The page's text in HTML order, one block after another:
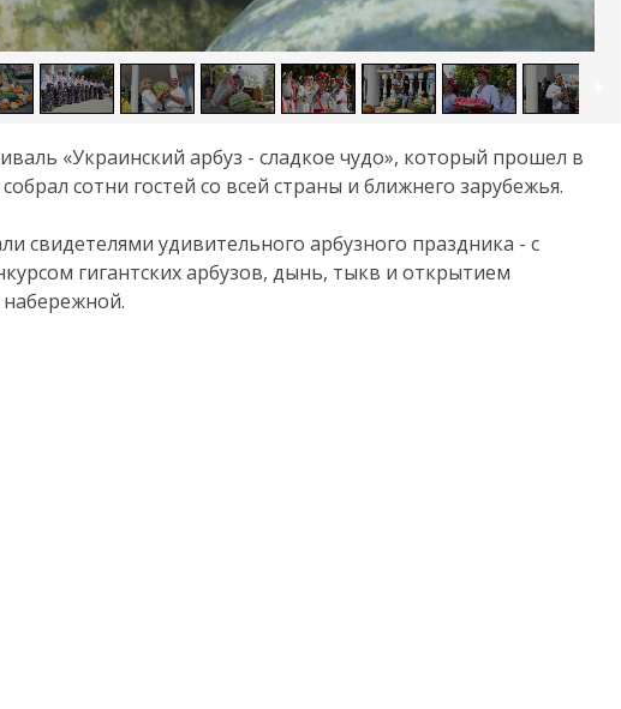
«Украинский арбуз - сладкое чудо», который прошел в
сотни гостей со всей страны и ближнего зарубежья.
свидетелями удивительного арбузного праздника - с
гигантских арбузов, дынь, тыкв и открытием